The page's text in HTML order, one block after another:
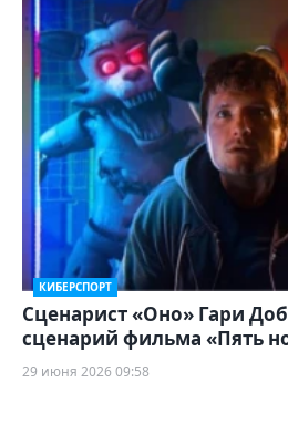
КИБЕРСПОРТ
Сценарист «Оно» Гари
сценарий фильма «Пять
29 июня 2026 09:58